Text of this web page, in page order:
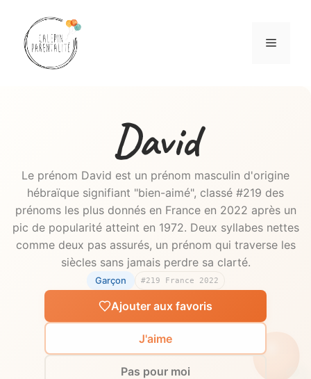
contenu
Menu
David
Le prénom David est un prénom masculin d'origine
hébraïque signifiant "bien-aimé", classé #219 des
prénoms les plus donnés en France en 2022 après un
pic de popularité atteint en 1972. Deux syllabes nettes
comme deux pas assurés, un prénom qui traverse les
siècles sans jamais perdre sa clarté.
Garçon #219 France 2022
Ajouter aux favoris
J'aime
Pas pour moi